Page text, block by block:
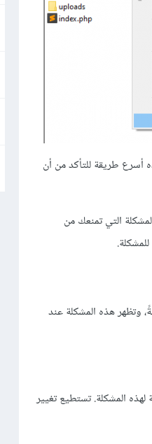
أسرع طريقة للتأكد من أن
التي تمنعك من
هذه المشكلة عند
المشكلة. تستطيع تغيير